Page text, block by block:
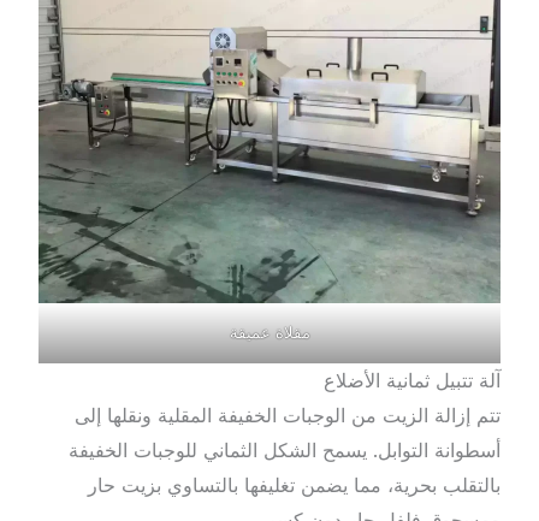
مقلاة عميقة
آلة تتبيل ثمانية الأضلاع
تتم إزالة الزيت من الوجبات الخفيفة المقلية ونقلها إلى
أسطوانة التوابل. يسمح الشكل الثماني للوجبات الخفيفة
بالتقلب بحرية، مما يضمن تغليفها بالتساوي بزيت حار